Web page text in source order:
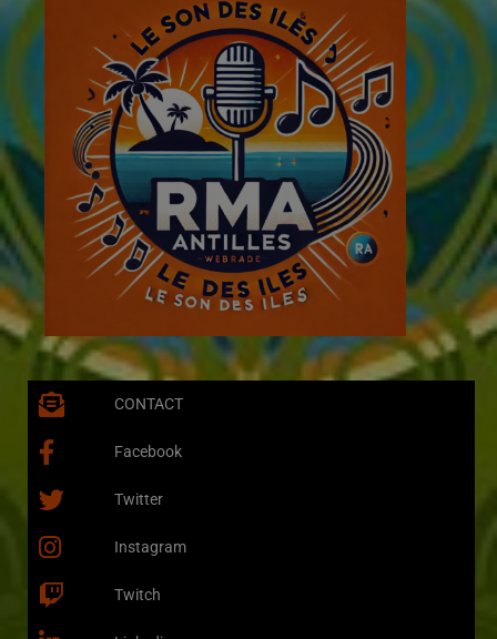
CONTACT
Facebook
Twitter
Instagram
Twitch